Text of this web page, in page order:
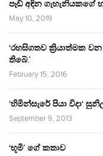
පෑඩ් අඳින ගැහැනියකගේ
May 10, 2019
‘රහසිගතව ක්‍රියාත්මක
තිබේ.’
February 15, 2016
‘හිමින්සැරේ පියා විදා‘
September 9, 2013
‘භූමි’ ගේ කතාව